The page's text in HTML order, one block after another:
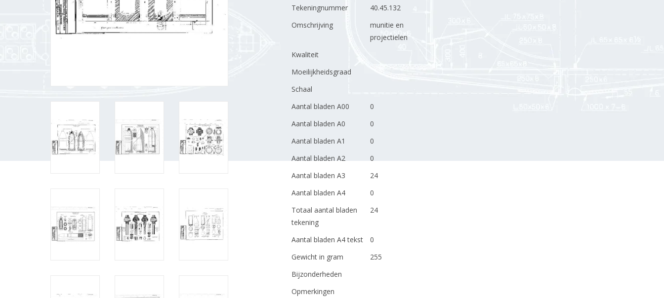
Tekeningnummer
40.45.132
Omschrijving
munitie en
projectielen
Kwaliteit
Moeilijkheidsgraad
Schaal
Aantal bladen A00
0
Aantal bladen A0
0
Aantal bladen A1
0
Aantal bladen A2
0
Aantal bladen A3
24
Aantal bladen A4
0
Totaal aantal bladen
tekening
24
Aantal bladen A4 tekst
0
Gewicht in gram
255
Bijzonderheden
Opmerkingen